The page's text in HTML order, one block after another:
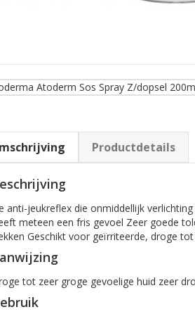
Productdetails
anti-jeukreflex die onmiddellijk
meteen een fris gevoel Zeer goede
Geschikt voor geïrriteerde, droge
tot zeer groge gevoelige huid zeer